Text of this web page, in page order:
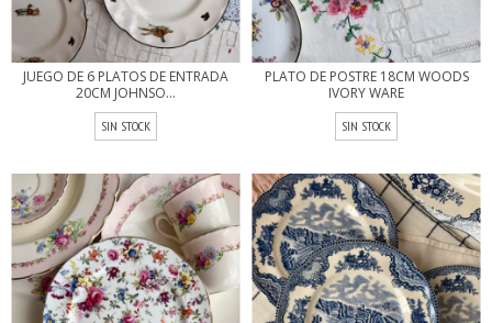
JUEGO DE 6 PLATOS DE ENTRADA
20CM JOHNSO...
SIN STOCK
PLATO DE POSTRE 18CM WOODS
IVORY WARE
SIN STOCK